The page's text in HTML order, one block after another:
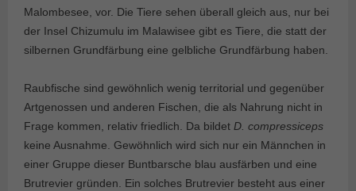
Malombesee, vor. Die Tiere sehen überall gleich aus, nur bei
der Insel Chizumulu im Malawisee gibt es Tiere, die statt der
silbernen Grundfärbung eine gelbliche Grundfärbung haben.
Raubfische sind gewöhnlich wenig territorial und gegenüber
Artgenossen und anderen Fischen, die als Nahrung nicht in
Frage kommen, relativ friedlich. Da bildet D. compressiceps
keine Ausnahme. Gewöhnlich wird sich nur ein Männchen in
einer Gruppe dieser Buntbarsche blau ausfärben und eine
Brutrevier gründen. Ein solches Brutrevier besteht aus einer